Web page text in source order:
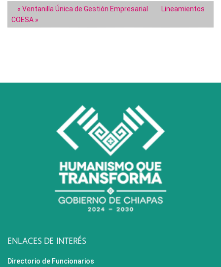
« Ventanilla Única de Gestión Empresarial
Lineamientos
COESA »
ENLACES DE INTERÉS
Directorio de Funcionarios